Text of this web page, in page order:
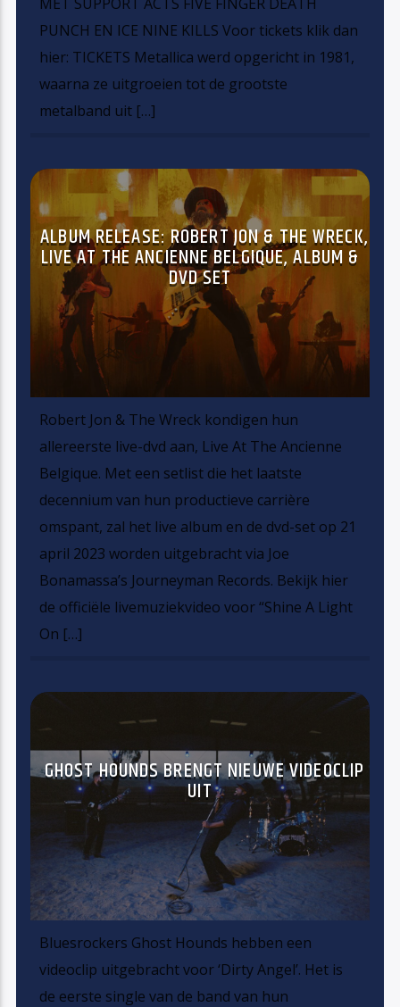
PUNCH EN ICE NINE KILLS Voor tickets klik dan
hier: TICKETS Metallica werd opgericht in 1981,
waarna ze uitgroeien tot de grootste
metalband uit […]
ALBUM RELEASE: ROBERT JON & THE WRECK,
LIVE AT THE ANCIENNE BELGIQUE, ALBUM &
DVD SET
Robert Jon & The Wreck kondigen hun
allereerste live-dvd aan, Live At The Ancienne
Belgique. Met een setlist die het laatste
decennium van hun productieve carrière
omspant, zal het live album en de dvd-set op 21
april 2023 worden uitgebracht via Joe
Bonamassa’s Journeyman Records. Bekijk hier
de officiële livemuziekvideo voor “Shine A Light
On […]
GHOST HOUNDS BRENGT NIEUWE VIDEOCLIP
UIT
Bluesrockers Ghost Hounds hebben een
videoclip uitgebracht voor ‘Dirty Angel’. Het is
de eerste single van de band van hun